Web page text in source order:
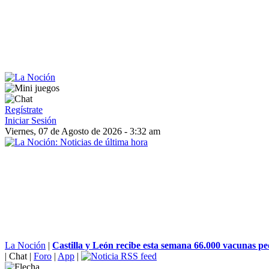
Regístrate
Iniciar Sesión
Viernes, 07 de Agosto de 2026 - 3:32 am
La Noción | Castilla y León recibe esta semana 66.000 vacunas
| Chat | Foro | App |